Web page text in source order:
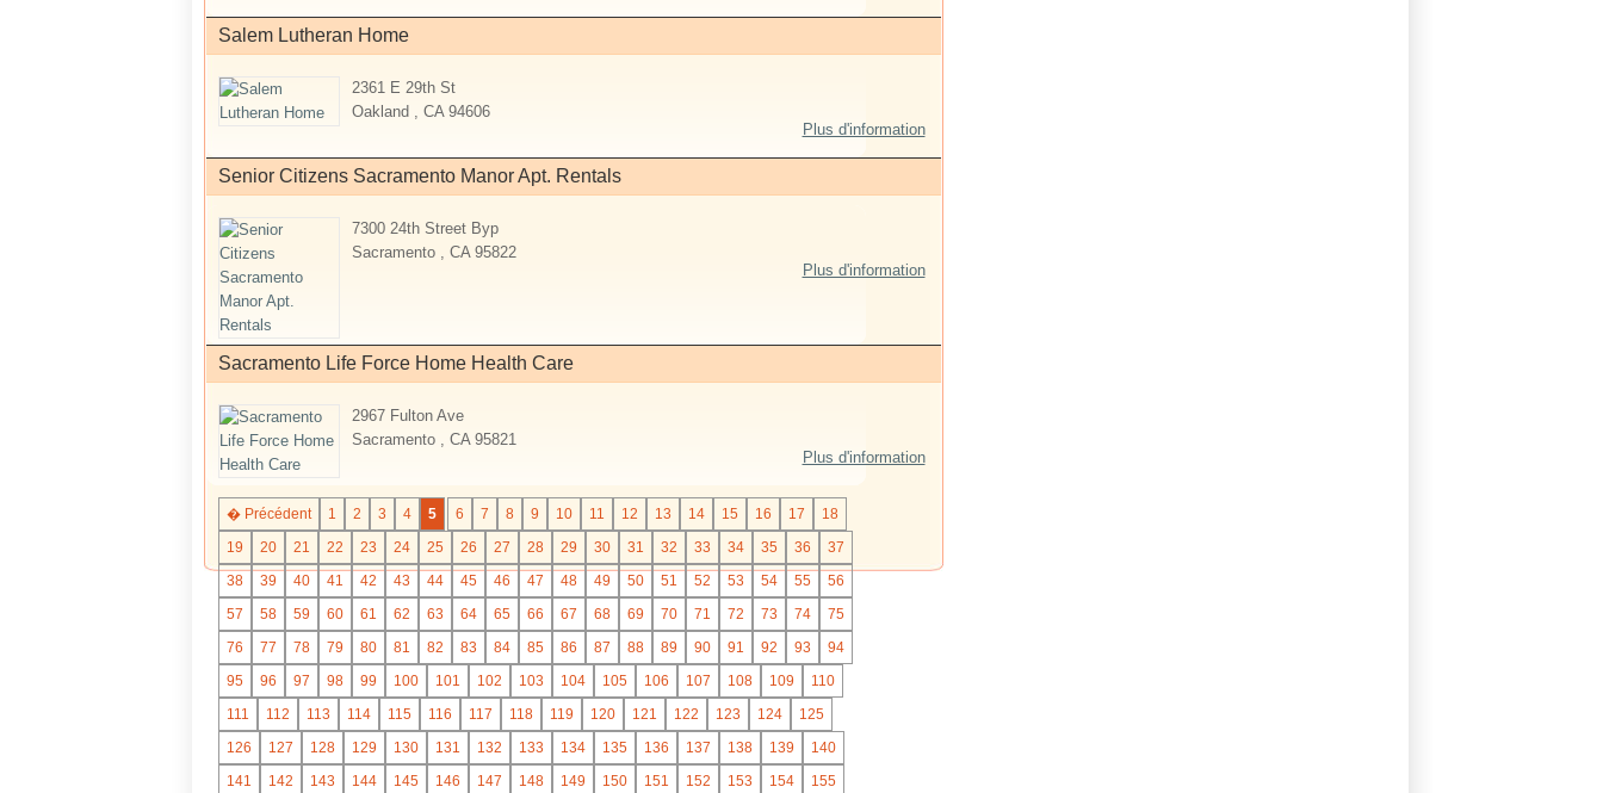
Salem Lutheran Home
2361 E 29th St
Oakland , CA 94606
Plus d'information
Senior Citizens Sacramento Manor Apt. Rentals
7300 24th Street Byp
Sacramento , CA 95822
Plus d'information
Sacramento Life Force Home Health Care
2967 Fulton Ave
Sacramento , CA 95821
Plus d'information
� Précédent 1 2 3 4 5 6 7 8 9 10 11 12 13 14 15 16 17
18
19
20 21 22 23 24 25 26 27 28 29 30 31 32 33 34 35 36
37
38
39 40 41 42 43 44 45 46 47 48 49 50 51 52 53 54 55
56
57
58 59 60 61 62 63 64 65 66 67 68 69 70 71 72 73 74
75
76
77 78 79 80 81 82 83 84 85 86 87 88 89 90 91 92 93
94
95
96 97 98 99 100 101 102 103 104 105 106 107 108 109
110
111
112 113 114 115 116 117 118 119 120 121 122 123 124
125
126
127 128 129 130 131 132 133 134 135 136 137 138 139
140
141
142 143 144 145 146 147 148 149 150 151 152 153 154 155